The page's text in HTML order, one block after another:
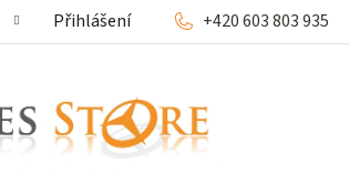
Přihlášení +420 603 803 935